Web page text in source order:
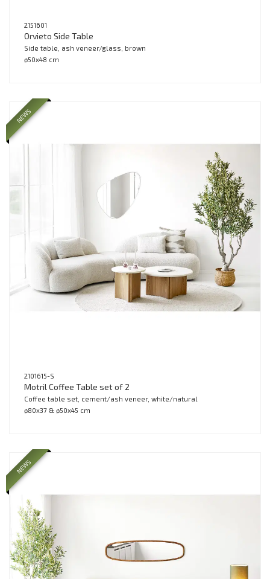
2151601
Orvieto Side Table
Side table, ash veneer/glass, brown
ø50x48 cm
NEWS
2101615-S
Motril Coffee Table set of 2
Coffee table set, cement/ash veneer, white/natural
ø80x37 & ø50x45 cm
NEWS